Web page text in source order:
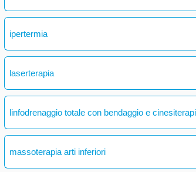
ipertermia
laserterapia
linfodrenaggio totale con bendaggio e
massoterapia arti inferiori